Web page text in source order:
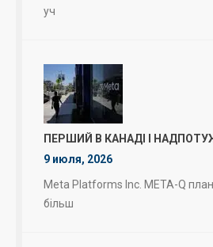
уч
ПЕРШИЙ В КАНАДІ І
9 июля, 2026
Meta Platforms Inc. META-Q
більш